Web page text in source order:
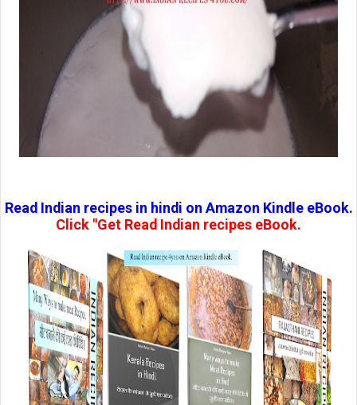
Read Indian recipes in hindi on Amazon Kindle eBook.
Click "Get Read Indian recipes eBook.